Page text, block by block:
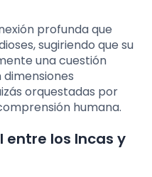
profunda que
sugiriendo que su
una cuestión
orquestadas por
humana.
entre los Incas y